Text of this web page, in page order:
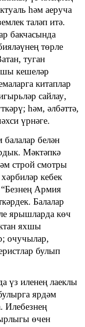
һәм аеруча
таләп итә.
бакчасында
төрле
атан, туган
кешеләр
китаплар
сайлау,
һәм, әлбәттә,
үрнәге.
белән
Мәктәпкә
строй смотры
кебек
“Безнең Армия
Балалар
ярышларда көч
яхшы
очучылар,
булып
үз иленең лаеклы
ярдәм
Илебезнең
өчен